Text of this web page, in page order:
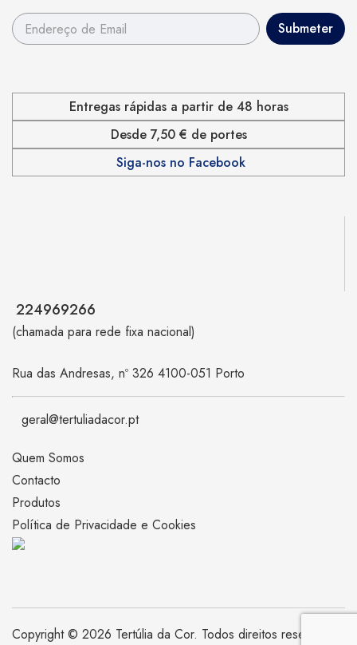
Entregas rápidas a partir de 48 horas
Desde 7,50 € de portes
Siga-nos no Facebook
224969266
(chamada para rede fixa nacional)
Rua das Andresas, nº 326 4100-051 Porto
geral@tertuliadacor.pt
Quem Somos
Contacto
Produtos
Política de Privacidade e Cookies
Copyright © 2026 Tertúlia da Cor. Todos direitos reservados